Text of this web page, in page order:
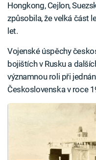
Hongkong, Cejlon,
způsobila, že velká část
let.
Vojenské úspěchy
bojištích v Rusku a
významnou roli při
Československa v roce